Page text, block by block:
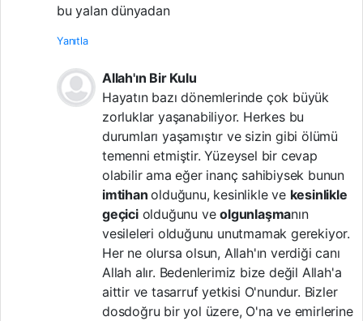
bu yalan dünyadan
Yanıtla
Allah'ın Bir Kulu
Hayatın bazı dönemlerinde çok büyük
zorluklar yaşanabiliyor. Herkes bu
durumları yaşamıştır ve sizin gibi ölümü
temenni etmiştir. Yüzeysel bir cevap
olabilir ama eğer inanç sahibiysek bunun
imtihanolduğunu, kesinlikle ve kesinlikle
geçiciolduğunu veolgunlaşmanın
vesileleri olduğunu unutmamak gerekiyor.
Her ne olursa olsun, Allah'ın verdiği canı
Allah alır. Bedenlerimiz bize değil Allah'a
aittir ve tasarruf yetkisi O'nundur. Bizler
dosdoğru bir yol üzere, O'na ve emirlerine